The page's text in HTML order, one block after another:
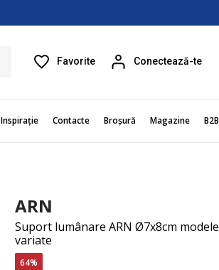
Favorite Conectează-te
Inspirație Contacte Broșură Magazine B2B
ARN
Suport lumânare ARN Ø7x8cm modele
variate
64%